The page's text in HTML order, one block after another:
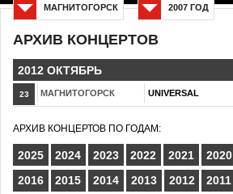
АРХИВ КОНЦЕРТОВ
2007 ГОД
МАГНИТОГОРСК
2012 ОКТЯБРЬ
23 МАГНИТОГОРСК UNIVERSAL
АРХИВ КОНЦЕРТОВ ПО ГОДАМ:
2025 2024 2023 2022 2021 2020
2016
2015 2014 2013 2012 2011